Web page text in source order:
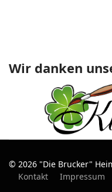
Wir danken
© 2026 "Die Brucker"
Kontakt
Impressum